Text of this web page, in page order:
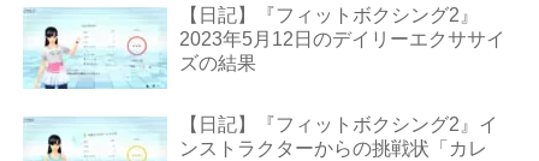
【日記】『フィットボクシング2』
2023年5月12日のデイリーエクササイ
ズの結果
【日記】『フィットボクシング2』イ
ンストラクターからの挑戦状「カレ